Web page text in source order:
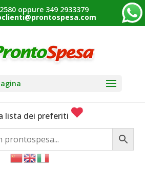
oppure 349 2933379
lista dei preferiti